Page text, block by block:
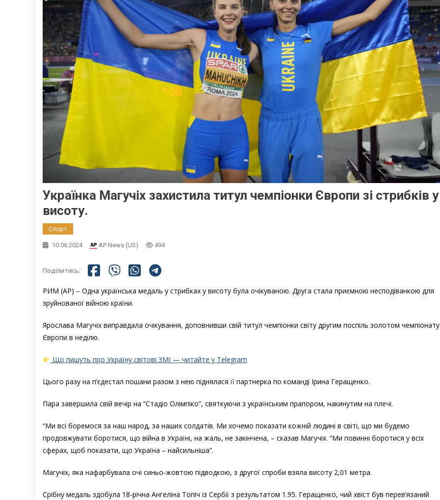
Українка Магучіх захистила титул чемпіонки Європи зі стрибків у
висоту.
Спорт
10.06.2024 AP News (US) 494
Поділитись:
РИМ (AP) – Одна українська медаль у стрибках у висоту була очікуваною. Друга стала приємною несподіванкою для
зруйнованої війною країни.
Ярослава Магучіх виправдала очікування, доповнивши свій титул чемпіонки світу другим поспіль золотом чемпіонату
Європи в неділю.
Що пишуть про Україну світові ЗМІ — читайте у Telegram
Цього разу на п’єдестал пошани разом з нею піднялася її партнерка по команді Ірина Геращенко.
Пара завершила свій вечір на “Стадіо Олімпіко”, святкуючи з українським прапором, накинутим на плечі.
“Ми всі боремося за наш народ, за наших солдатів. Ми хочемо показати кожній людині в світі, що ми будемо
продовжувати боротися, що війна в Україні, на жаль, не закінчена, – сказав Магучіх. “Ми повинні боротися у всіх
сферах, щоб показати, що Україна – найсильніша”.
Магучіх, яка нафарбувала очі синьо-жовтою підводкою, з другої спроби взяла висоту 2,01 метра.
Срібну медаль здобула 18-річна Ангеліна Топіч із Сербії з результатом 1.95. Геращенко, чий хвіст був перев’язаний